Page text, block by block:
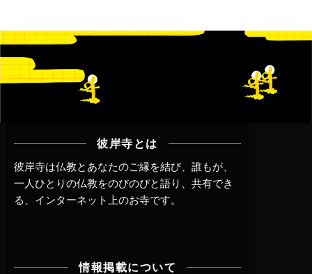
彼岸寺とは
彼岸寺は仏教とあなたのご縁を結び、誰もが、
一人ひとりの仏教をのびのびと語り、共有でき
る、インターネット上のお寺です。
情報掲載について